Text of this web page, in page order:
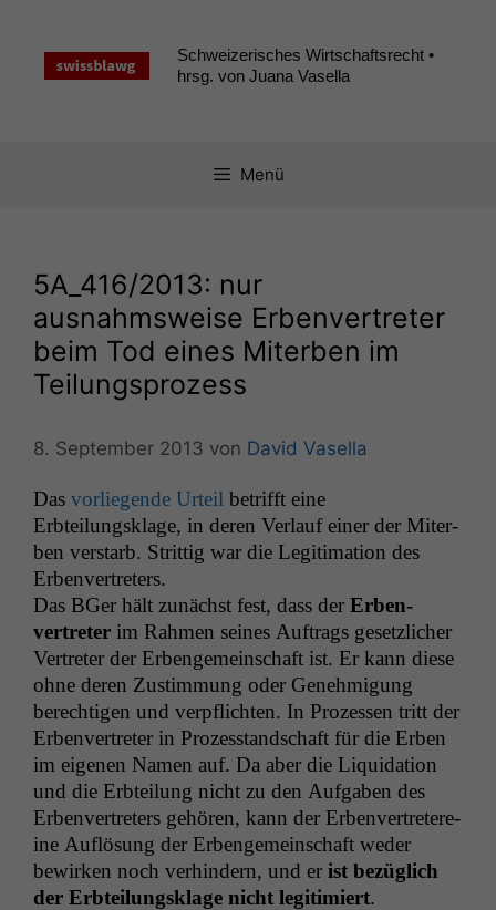
springen
Schweizerisches Wirtschaftsrecht •
hrsg. von Juana Vasella
Menü
5A_416/2013: nur
ausnahmsweise Erbenvertreter
beim Tod eines Miterben im
Teilungsprozess
8. September 2013 von David Vasella
Das vor­liegende Urteil bet­rifft eine
Erbteilungsklage, in deren Ver­lauf ein­er der Miter­
ben ver­starb. Strit­tig war die Legit­i­ma­tion des
Erbenvertreters.
Das BGer hält zunächst fest, dass der Erben­
vertreter im Rah­men seines Auf­trags geset­zlich­er
Vertreter der Erbenge­mein­schaft ist. Er kann diese
ohne deren Zus­tim­mung oder Genehmi­gung
berechti­gen und verpflicht­en. In Prozessen tritt der
Erben­vertreter in Prozes­stand­schaft für die Erben
im eige­nen Namen auf. Da aber die Liq­ui­da­tion
und die Erbteilung nicht zu den Auf­gaben des
Erben­vertreters gehören, kann der Erben­vertretere­
ine Auflö­sung der Erbenge­mein­schaft wed­er
bewirken noch ver­hin­dern, und er ist bezüglich
der Erbteilungsklage nicht legit­imiert.